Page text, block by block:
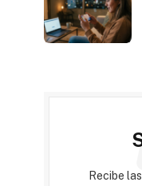
Recibe